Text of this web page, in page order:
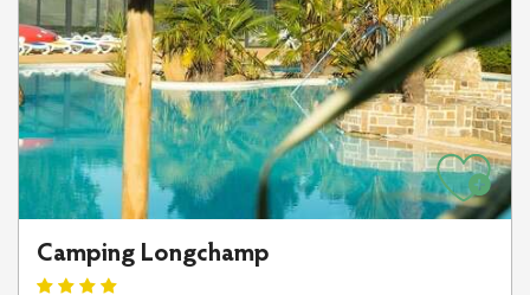
Camping Longchamp